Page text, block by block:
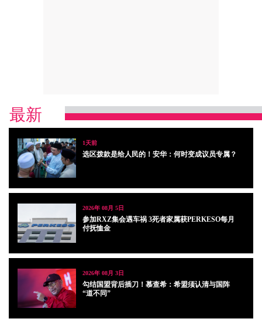
最新
1天前
选区拨款是给人民的！安华：何时变成议员专属？
2026年 08月 5日
参加RXZ集会遇车祸 3死者家属获PERKESO每月
付抚恤金
2026年 08月 3日
勾结国盟背后插刀！慕查希：希盟须认清与国阵
“道不同”